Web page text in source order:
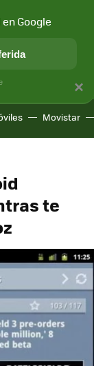
Movistar
te
×
Google